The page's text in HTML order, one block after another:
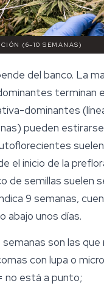
(6–10 SEMANAS)
del banco. La
terminan
dominantes
pueden estirarse
el inicio de la
de semillas suelen
9 semanas,
abajo unos días.
son las que
con lupa o
no está a punto;